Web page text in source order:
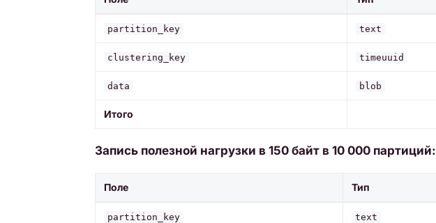
partition_key text
clustering_key timeuuid
data blob
Итого
Запись полезной нагрузки в 150 байт в 10 000 партиций:
Поле Тип
partition_key text